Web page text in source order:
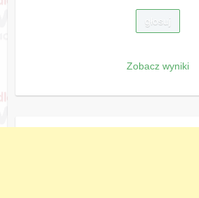
Zobacz wyniki